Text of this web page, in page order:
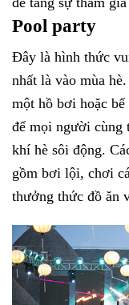
Pool party
Đây là hình thức
nhất là vào mùa
một hồ bơi hoặc
để mọi người cùng
khí hè sôi động.
gồm bơi lội, chơi
thưởng thức đồ ăn